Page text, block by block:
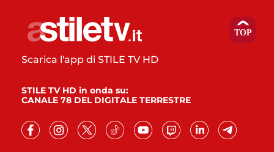
Scarica l'app di STILE TV HD
STILE TV HD in onda su:
CANALE 78 DEL DIGITALE TERRESTRE